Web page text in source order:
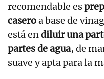
recomendable es
caseroa base de
está en diluir una
partes de agua, de
suave y apta para la